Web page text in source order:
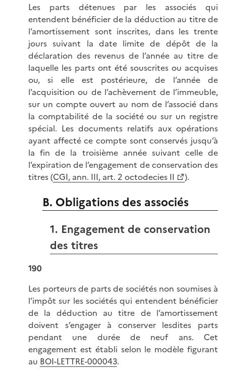
Les parts détenues par les associés qui
entendent bénéficier de la déduction au titre de
l’amortissement sont inscrites, dans les trente
jours suivant la date limite de dépôt de la
déclaration des revenus de l’année au titre de
laquelle les parts ont été souscrites ou acquises
ou, si elle est postérieure, de l’année de
l’acquisition ou de l’achèvement de l’immeuble,
sur un compte ouvert au nom de l’associé dans
la comptabilité de la société ou sur un registre
spécial. Les documents relatifs aux opérations
ayant affecté ce compte sont conservés jusqu’à
la fin de la troisième année suivant celle de
l’expiration de l’engagement de conservation des
titres (CGI, ann. III, art. 2 octodecies II ).
B. Obligations des associés
1. Engagement de conservation
des titres
190
Les porteurs de parts de sociétés non soumises à
l’impôt sur les sociétés qui entendent bénéficier
de la déduction au titre de l’amortissement
doivent s’engager à conserver lesdites parts
pendant une durée de neuf ans. Cet
engagement est établi selon le modèle figurant
au BOI-LETTRE-000043.